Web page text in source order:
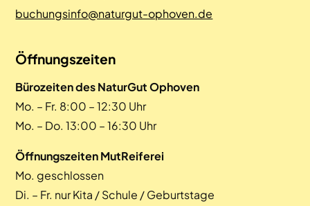
buchungsinfo@naturgut-ophoven.de
Öffnungszeiten
Bürozeiten des NaturGut Ophoven
Mo. – Fr. 8:00 – 12:30 Uhr
Mo. – Do. 13:00 – 16:30 Uhr
Öffnungszeiten MutReiferei
Mo. geschlossen
Di. – Fr. nur Kita / Schule / Geburtstage